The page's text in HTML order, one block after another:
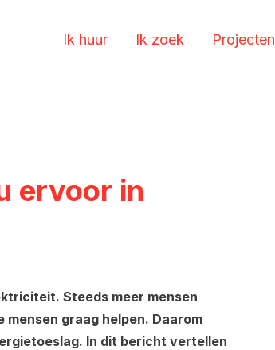
Ik huur Ik zoek Projecten
ervoor in
Steeds meer mensen
graag helpen. Daarom
In dit bericht vertellen